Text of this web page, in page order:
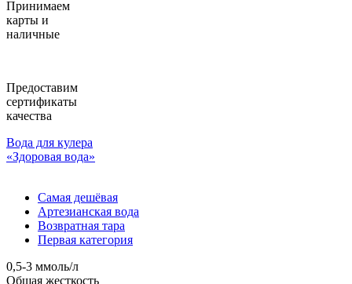
Принимаем
карты и
наличные
Предоставим
сертификаты
качества
Вода для кулера
«Здоровая вода»
Самая дешёвая
Артезианская вода
Возвратная тара
Первая категория
0,5-3 ммоль/л
Общая жесткость